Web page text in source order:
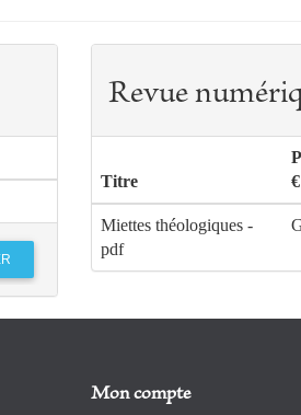
Revue
Titre
€
Miettes théologiques -
pdf
Mon compte